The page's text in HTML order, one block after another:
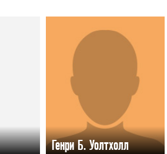
Генри Б. Уолтхолл